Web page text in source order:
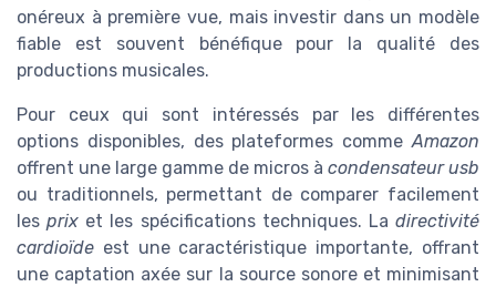
onéreux à première vue, mais investir dans un modèle
fiable est souvent bénéfique pour la qualité des
productions musicales.
Pour ceux qui sont intéressés par les différentes
options disponibles, des plateformes commeAmazon
offrent une large gamme de micros à condensateur usb
ou traditionnels, permettant de comparer facilement
lesprix et les spécifications techniques. Ladirectivité
cardioïde est une caractéristique importante, offrant
une captation axée sur la source sonore et minimisant